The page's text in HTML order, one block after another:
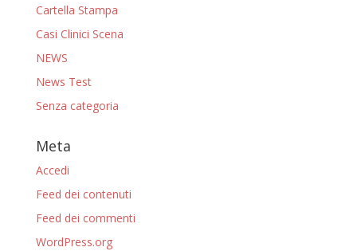
Cartella Stampa
Casi Clinici Scena
NEWS
News Test
Senza categoria
Meta
Accedi
Feed dei contenuti
Feed dei commenti
WordPress.org